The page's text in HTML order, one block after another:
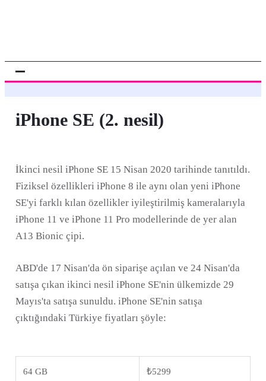
iPhone SE (2. nesil)
İkinci nesil iPhone SE 15 Nisan 2020 tarihinde tanıtıldı.
Fiziksel özellikleri iPhone 8 ile aynı olan yeni iPhone
SE'yi farklı kılan özellikler iyileştirilmiş kameralarıyla
iPhone 11 ve iPhone 11 Pro modellerinde de yer alan
A13 Bionic çipi.
ABD'de 17 Nisan'da ön siparişe açılan ve 24 Nisan'da
satışa çıkan ikinci nesil iPhone SE'nin ülkemizde 29
Mayıs'ta satışa sunuldu. iPhone SE'nin satışa
çıktığındaki Türkiye fiyatları şöyle:
64 GB ₺5299